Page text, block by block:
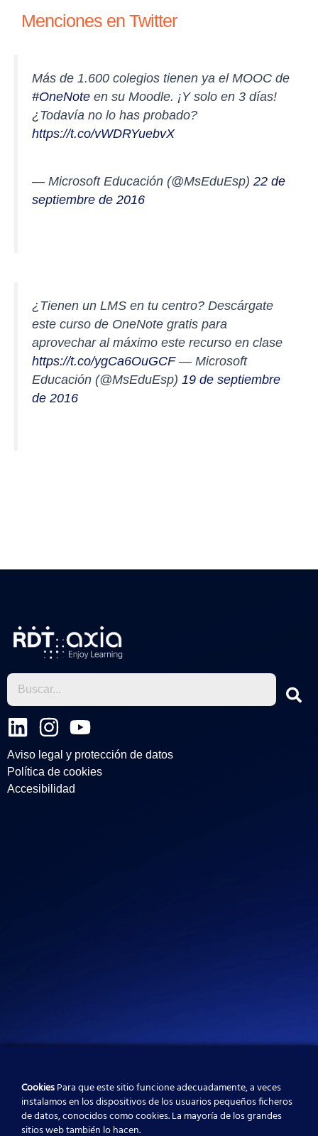
Menciones en Twitter
Más de 1.600 colegios tienen ya el MOOC de
#OneNote en su Moodle. ¡Y solo en 3 días!
¿Todavía no lo has probado?
https://t.co/vWDRYuebvX
— Microsoft Educación (@MsEduEsp) 22 de
septiembre de 2016
¿Tienen un LMS en tu centro? Descárgate
este curso de OneNote gratis para
aprovechar al máximo este recurso en clase
https://t.co/ygCa6OuGCF— Microsoft
Educación (@MsEduEsp) 19 de septiembre
de 2016
L
i
n
k
I
n
s
t
Y
o
u
Aviso legal y protección de datos
Política de cookies
Accesibilidad
CookiesPara que este sitio funcione adecuadamente, a veces
instalamos en los dispositivos de los usuarios pequeños ficheros
de datos, conocidos como cookies. La mayoría de los grandes
sitios web también lo hacen.